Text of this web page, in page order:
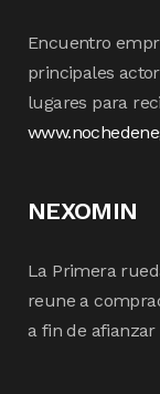
Encuentro
principales
lugares para
NEXOMIN
La Primera
reune a
a fin de